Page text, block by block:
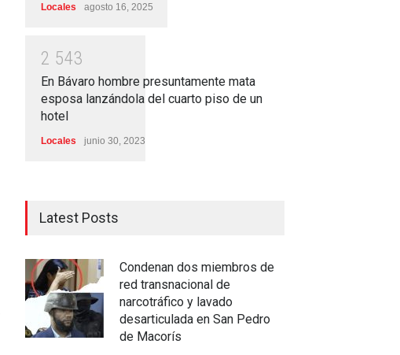
Locales agosto 16, 2025
2 543
En Bávaro hombre presuntamente mata
esposa lanzándola del cuarto piso de un
hotel
Locales junio 30, 2023
Latest Posts
Condenan dos miembros de
red transnacional de
narcotráfico y lavado
desarticulada en San Pedro
de Macorís